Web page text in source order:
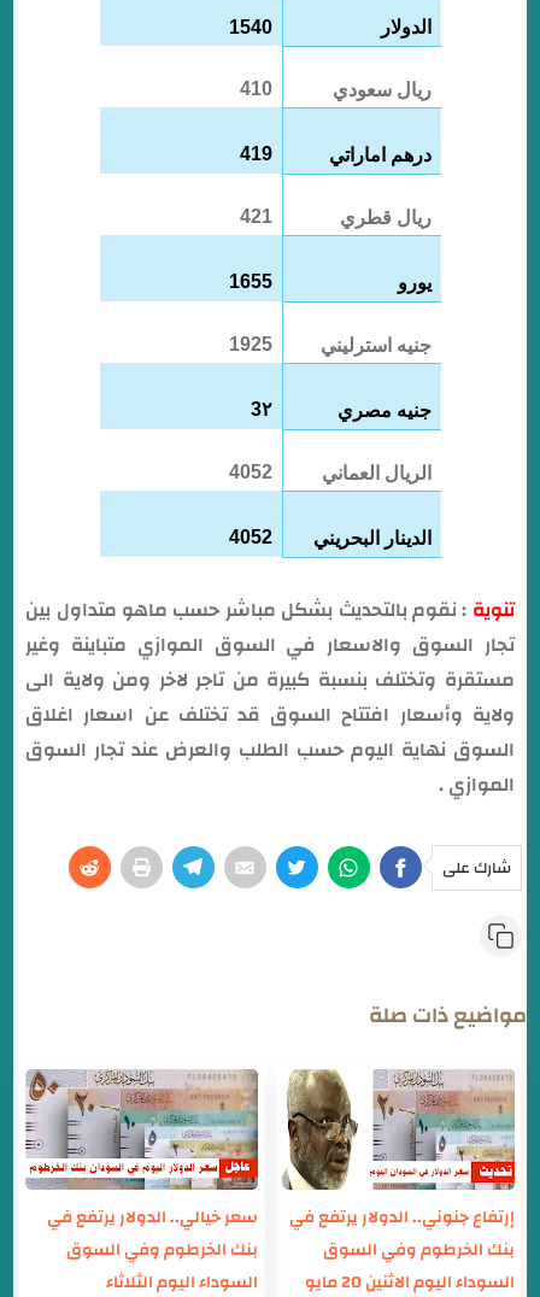
الدولار 1540
ريال سعودي 410
درهم اماراتي 419
ريال قطري 421
يورو 1655
جنيه استرليني 1925
جنيه مصري 3٢
الريال العماني 4052
الدينار البحريني 4052
تنوية : نقوم بالتحديث بشكل مباشر حسب ماهو متداول بين
تجار السوق والاسعار في السوق الموازي متباينة وغير
مستقرة وتختلف بنسبة كبيرة من تاجر لاخر ومن ولاية الى
ولاية وأسعار افتتاح السوق قد تختلف عن اسعار اغلاق
السوق نهاية اليوم حسب الطلب والعرض عند تجار السوق
الموازي .
شارك على
مواضيع ذات صلة
إرتفاع جنوني.. الدولار يرتفع في
بنك الخرطوم وفي السوق
السوداء اليوم الاثنين 20 مايو
سعر خيالي.. الدولار يرتفع في
بنك الخرطوم وفي السوق
السوداء اليوم الثلاثاء